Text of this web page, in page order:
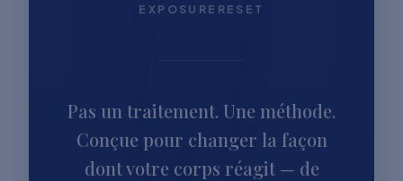
EXPOSURE RESET
Pas un traitement. Une méthode.
Conçue pour changer la façon
dont votre corps réagit — de